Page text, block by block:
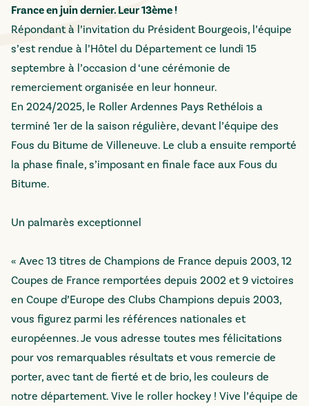
France en juin dernier. Leur 13ème !
Répondant à l’invitation du Président Bourgeois, l’équipe
s’est rendue à l’Hôtel du Département ce lundi 15
septembre à l’occasion d ‘une cérémonie de
remerciement organisée en leur honneur.
En 2024/2025, le Roller Ardennes Pays Rethélois a
terminé 1er de la saison régulière, devant l’équipe des
Fous du Bitume de Villeneuve. Le club a ensuite remporté
la phase finale, s’imposant en finale face aux Fous du
Bitume.
Un palmarès exceptionnel
« Avec 13 titres de Champions de France depuis 2003, 12
Coupes de France remportées depuis 2002 et 9 victoires
en Coupe d’Europe des Clubs Champions depuis 2003,
vous figurez parmi les références nationales et
européennes. Je vous adresse toutes mes félicitations
pour vos remarquables résultats et vous remercie de
porter, avec tant de fierté et de brio, les couleurs de
notre département. Vive le roller hockey ! Vive l’équipe de